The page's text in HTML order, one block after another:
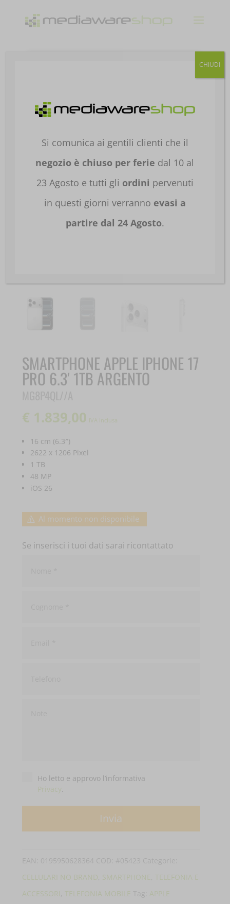
Home/ TELEFONIA E ACCESSORI/TELEFONIA
MOBILE / CELLULARI NO
MG8P4QL//A
SMARTPHONE APPLE IPHONE 17
PRO 6.3′ 1TB ARGENTO
€ 1.839,00 IVA inclusa
16 cm (6.3″)
2622 x 1206 Pixel
1 TB
48 MP
iOS 26
Al momento non disponibile
Se inserisci i tuoi dati sarai ricontattato
*
Ho letto e approvo l’informativa
Privacy.
CELLULARI NO BRAND SMARTPHONE ,TELEFONIA E
ACCESSORI
,TELEFONIA MOBILE Tag:APPLE
Si comunica ai gentili clienti che il
negozio è chiuso per ferie dal 10 al
23 Agosto e tutti gli ordini pervenuti
in questi giorni verranno evasi a
partire dal 24 Agosto.
CHIUDI